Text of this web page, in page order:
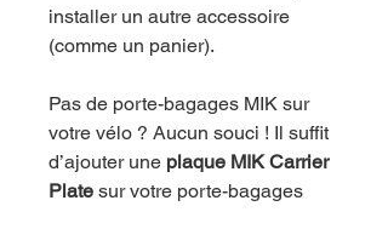
installer un autre accessoire
(comme un panier).
Pas de porte-bagages MIK sur
votre vélo ? Aucun souci ! Il suffit
d’ajouter une plaque MIK Carrier
Plate sur votre porte-bagages